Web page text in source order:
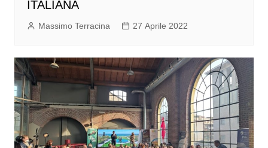
ITALIANA
Massimo Terracina 27 Aprile 2022